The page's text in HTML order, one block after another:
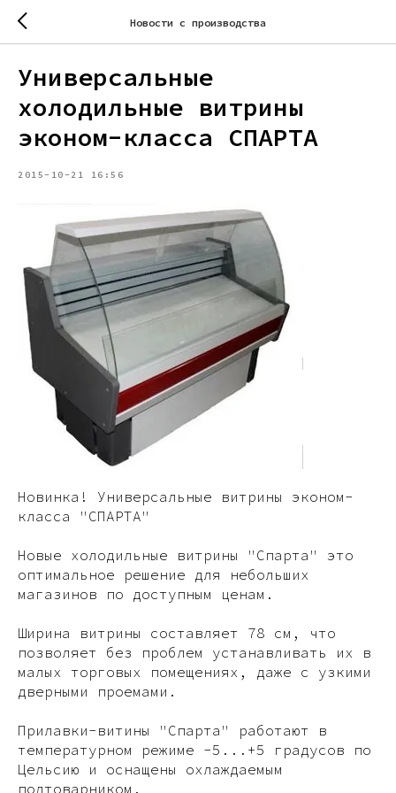
Новости с производства
Универсальные
холодильные витрины
эконом-класса СПАРТА
2015-10-21 16:56
Новинка! Универсальные витрины эконом-
класса "СПАРТА"
Новые холодильные витрины "Спарта" это
оптимальное решение для небольших
магазинов по доступным ценам.
Ширина витрины составляет 78 см, что
позволяет без проблем устанавливать их в
малых торговых помещениях, даже с узкими
дверными проемами.
Прилавки-витины "Спарта" работают в
температурном режиме -5...+5 градусов по
Цельсию и оснащены охлаждаемым
подтоварником.